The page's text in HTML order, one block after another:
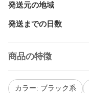
発送元の地域
発送までの日数
商品の特徴
カラー: ブラック系